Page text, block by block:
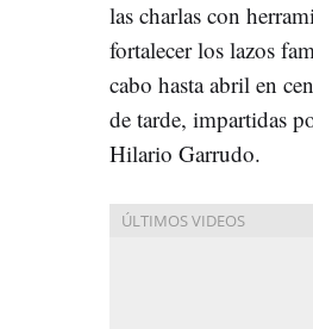
las charlas con
fortalecer los lazos
cabo hasta abril en
de tarde, impartidas
Hilario Garrudo.